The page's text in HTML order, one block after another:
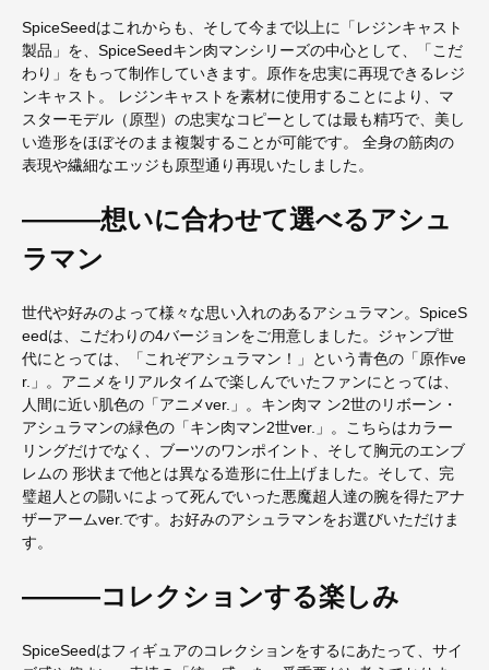
SpiceSeedはこれからも、そして今まで以上に「レジンキャスト
製品」を、SpiceSeedキン肉マンシリーズの中心として、「こだ
わり」をもって制作していきます。原作を忠実に再現できるレジ
ンキャスト。 レジンキャストを素材に使用することにより、マ
スターモデル（原型）の忠実なコピーとしては最も精巧で、美し
い造形をほぼそのまま複製することが可能です。 全身の筋肉の
表現や繊細なエッジも原型通り再現いたしました。
―――想いに合わせて選べるアシュ
ラマン
世代や好みのよって様々な思い入れのあるアシュラマン。SpiceS
eedは、こだわりの4バージョンをご用意しました。ジャンプ世
代にとっては、「これぞアシュラマン！」という青色の「原作ve
r.」。アニメをリアルタイムで楽しんでいたファンにとっては、
人間に近い肌色の「アニメver.」。キン肉マ ン2世のリボーン・
アシュラマンの緑色の「キン肉マン2世ver.」。こちらはカラー
リングだけでなく、ブーツのワンポイント、そして胸元のエンブ
レムの 形状まで他とは異なる造形に仕上げました。そして、完
璧超人との闘いによって死んでいった悪魔超人達の腕を得たアナ
ザーアームver.です。お好みのアシュラマンをお選びいただけま
す。
―――コレクションする楽しみ
SpiceSeedはフィギュアのコレクションをするにあたって、サイ